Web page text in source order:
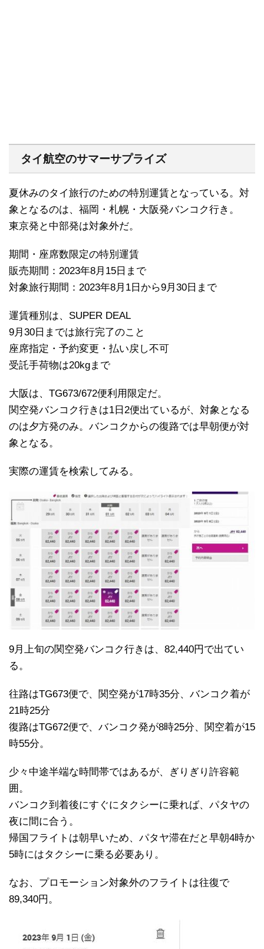
タイ航空のサマーサプライズ
夏休みのタイ旅行のための特別運賃となっている。対
象となるのは、福岡・札幌・大阪発バンコク行き。
東京発と中部発は対象外だ。
期間・座席数限定の特別運賃
販売期間：2023年8月15日まで
対象旅行期間：2023年8月1日から9月30日まで
運賃種別は、SUPER DEAL
9月30日までは旅行完了のこと
座席指定・予約変更・払い戻し不可
受託手荷物は20kgまで
大阪は、TG673/672便利用限定だ。
関空発バンコク行きは1日2便出ているが、対象となる
のは夕方発のみ。バンコクからの復路では早朝便が対
象となる。
実際の運賃を検索してみる。
9月上旬の関空発バンコク行きは、82,440円で出てい
る。
往路はTG673便で、関空発が17時35分、バンコク着が
21時25分
復路はTG672便で、バンコク発が8時25分、関空着が15
時55分。
少々中途半端な時間帯ではあるが、ぎりぎり許容範
囲。
バンコク到着後にすぐにタクシーに乗れば、パタヤの
夜に間に合う。
帰国フライトは朝早いため、パタヤ滞在だと早朝4時か
5時にはタクシーに乗る必要あり。
なお、プロモーション対象外のフライトは往復で
89,340円。